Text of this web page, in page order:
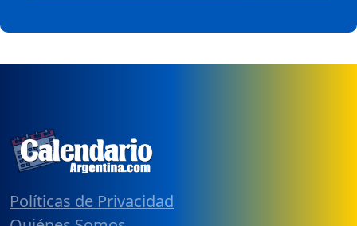
Políticas de Privacidad